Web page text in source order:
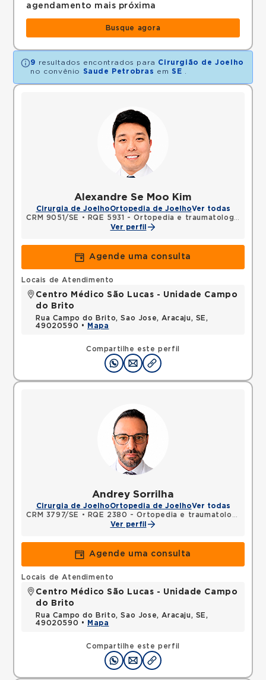
agendamento mais próxima
Busque agora
9 resultados encontrados para Cirurgião de Joelho
no convênio
Saude Petrobras em SE
Alexandre Se Moo Kim
Cirurgia de JoelhoOrtopedia de JoelhoVer todas
CRM 9051/SE
•
RQE 5931 - Ortopedia e traumatologia
Ver perfil
Agende uma consulta
Compartilhe este perfil
Locais de Atendimento
Centro Médico São Lucas - Unidade Campo
do Brito
Rua Campo do Brito, Sao Jose, Aracaju, SE,
49020590 •
Mapa
Andrey Sorrilha
Cirurgia de JoelhoOrtopedia de JoelhoVer todas
CRM 3797/SE
•
RQE 2380 - Ortopedia e traumatologia
Ver perfil
Agende uma consulta
Compartilhe este perfil
Locais de Atendimento
Centro Médico São Lucas - Unidade Campo
do Brito
Rua Campo do Brito, Sao Jose, Aracaju, SE,
49020590 •
Mapa